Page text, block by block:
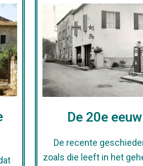
De 20e eeuw
De recente
zoals die leeft in het